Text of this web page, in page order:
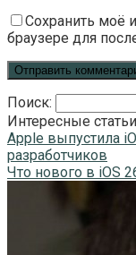
Сохранить моё
браузере для
Поиск:
Интересные статьи
Apple выпустила
разработчиков
Что нового в iOS